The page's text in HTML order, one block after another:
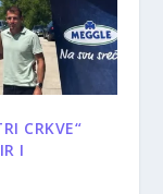
CRKVE“
I